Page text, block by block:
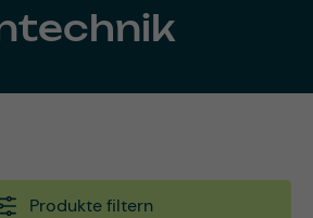
Produkte filtern